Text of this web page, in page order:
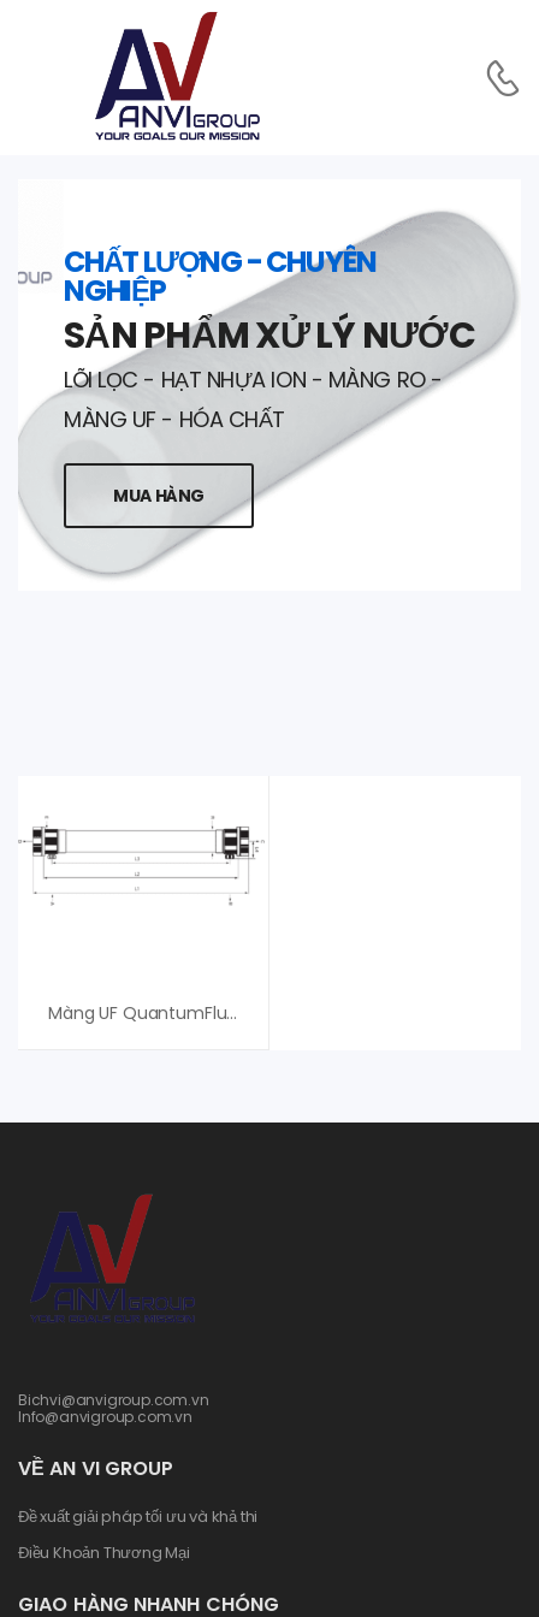
CHẤT LƯỢNG - CHUYÊN
NGHIỆP
SẢN PHẨM XỬ LÝ NƯỚC
LÕI LỌC - HẠT NHỰA ION - MÀNG RO -
MÀNG UF - HÓA CHẤT
MUA HÀNG
Màng UF QuantumFlux P0620-S – Màng UF LG Chem
Bichvi@anvigroup.com.vn
Info@anvigroup.com.vn
VỀ AN VI GROUP
Đề xuất giải pháp tối ưu và khả thi
Điều Khoản Thương Mại
GIAO HÀNG NHANH CHÓNG